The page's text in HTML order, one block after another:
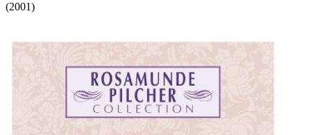
(2001)